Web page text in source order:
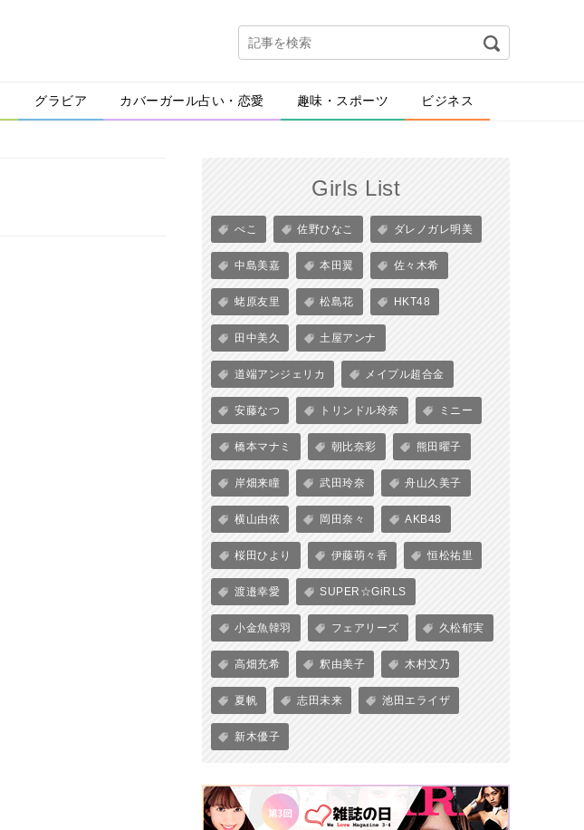
グラビア カバーガール占い・恋愛 趣味・スポーツ ビジネス
Girls List
ぺこ 佐野ひなこ ダレノガレ明美
中島美嘉 本田翼 佐々木希
蛯原友里 松島花 HKT48
田中美久 土屋アンナ
道端アンジェリカ メイプル超合金
安藤なつ トリンドル玲奈 ミニー
橋本マナミ 朝比奈彩 熊田曜子
岸畑来瞳 武田玲奈 舟山久美子
横山由依 岡田奈々 AKB48
桜田ひより 伊藤萌々香 恒松祐里
渡邉幸愛 SUPER☆GiRLS
小金魚韓羽 フェアリーズ 久松郁実
高畑充希 釈由美子 木村文乃
夏帆 志田未来 池田エライザ
新木優子